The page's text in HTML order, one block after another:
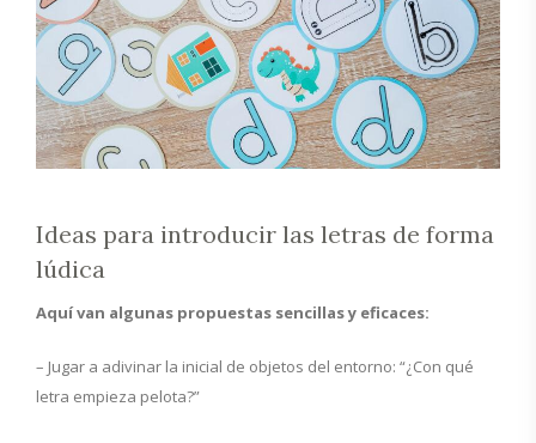
Ideas para introducir las letras de forma
lúdica
Aquí van algunas propuestas sencillas y eficaces:
– Jugar a adivinar la inicial de objetos del entorno: “¿Con qué
letra empieza pelota?”